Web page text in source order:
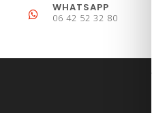
WHATSAPP
06 42 52 32 80